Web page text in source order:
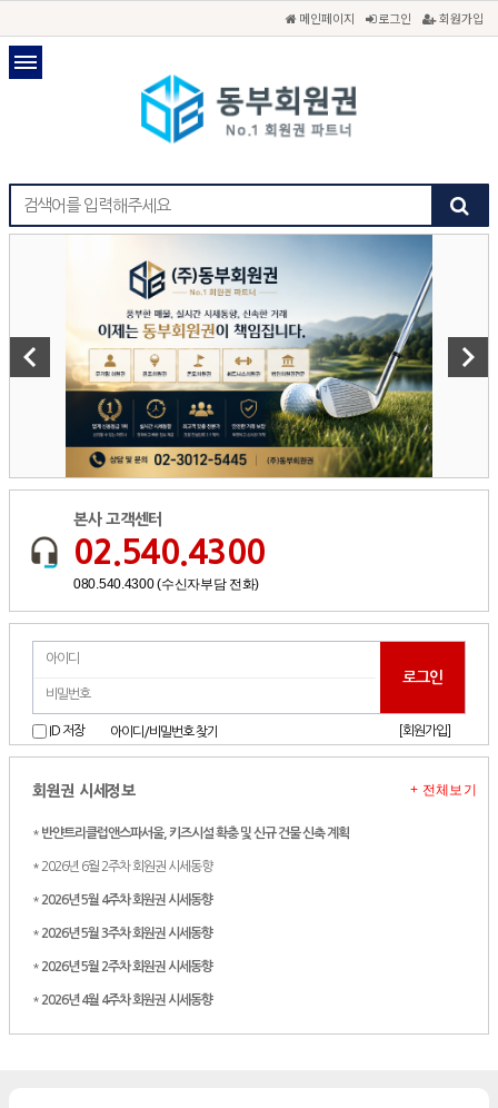
메인페이지 로그인 회원가입
keyboard_arrow_left keyboard_arrow_right
본사 고객센터
02.540.4300
080.540.4300 (수신자부담 전화)
ID 저장 아이디/비밀번호 찾기 [회원가입]
회원권 시세정보
* 반얀트리클럽앤스파서울, 키즈시설 확충 및 신규 건물 신축 계획
* 2026년 6월 2주차 회원권 시세동향
* 2026년 5월 4주차 회원권 시세동향
* 2026년 5월 3주차 회원권 시세동향
* 2026년 5월 2주차 회원권 시세동향
* 2026년 4월 4주차 회원권 시세동향
+ 전체보기